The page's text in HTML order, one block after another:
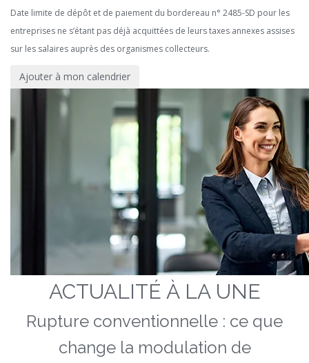
Date limite de dépôt et de paiement du bordereau n° 2485-SD pour les
entreprises ne s’étant pas déjà acquittées de leurs taxes annexes assises
sur les salaires auprès des organismes collecteurs.
Ajouter à mon calendrier
ACTUALITÉ À LA UNE
Rupture conventionnelle : ce que
change la modulation de